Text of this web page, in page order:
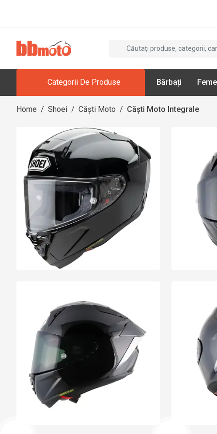
Categorii De Produse Bărbați
Home / Shoei / Căști Moto / Căști Moto Integrale